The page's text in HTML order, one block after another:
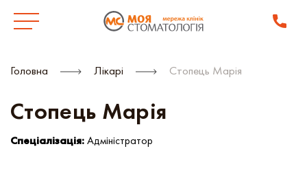
Головна Лікарі Стопець Марія
Стопець Марія
Спеціалізація:Адміністратор